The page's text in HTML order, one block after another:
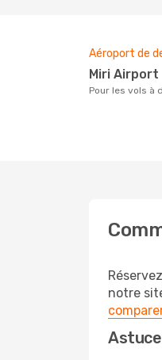
Aéroport de
Miri Airport
Pour les vols
notre